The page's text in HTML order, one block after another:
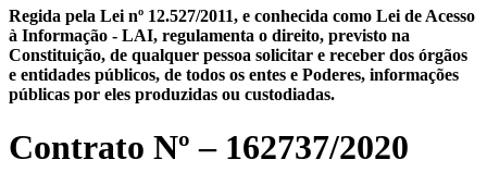
Regida pela Lei nº 12.527/2011, e conhecida como Lei de Acesso
à Informação - LAI, regulamenta o direito, previsto na
Constituição, de qualquer pessoa solicitar e receber dos órgãos
e entidades públicos, de todos os entes e Poderes, informações
públicas por eles produzidas ou custodiadas.
Contrato Nº – 162737/2020